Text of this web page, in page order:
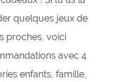
quelques jeux de
proches, voici
avec 4
enfants, famille,